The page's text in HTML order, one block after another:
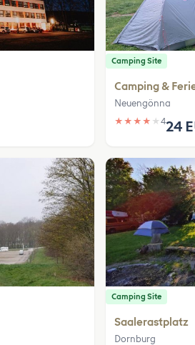
Camping Site
Camping &
Neuengönna
★ ★ ★ ★ ★ 424
Camping Site
Saalerastplatz
Dornburg